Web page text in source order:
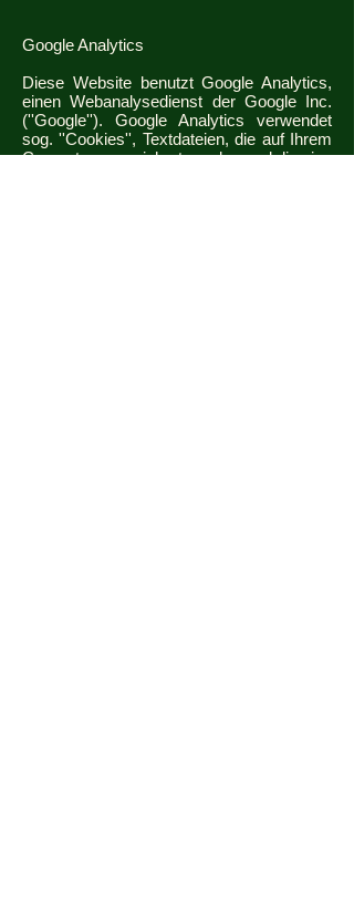
Google Analytics
Diese Website benutzt Google Analytics,
einen Webanalysedienst der Google Inc.
(''Google''). Google Analytics verwendet
sog. ''Cookies'', Textdateien, die auf Ihrem
Computer gespeichert werden und die eine